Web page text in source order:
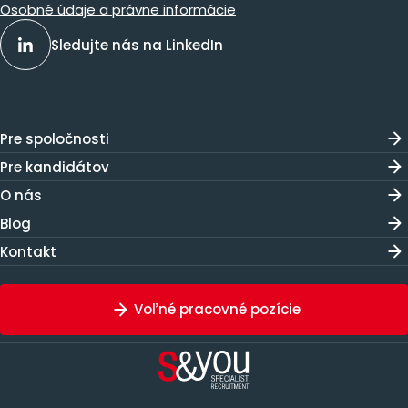
Osobné údaje a právne informácie
Sledujte nás na LinkedIn
Pre spoločnosti
Pre kandidátov
O nás
Blog
Kontakt
Voľné pracovné pozície